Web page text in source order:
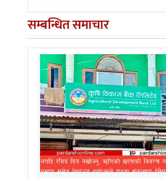
सम्बन्धित समाचार